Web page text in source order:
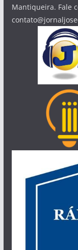
Mantiqueira. Fale